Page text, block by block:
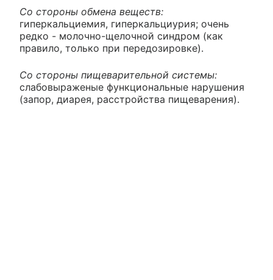
Со стороны обмена веществ:
гиперкальциемия, гиперкальциурия; очень
редко - молочно-щелочной синдром (как
правило, только при передозировке).
Со стороны пищеварительной системы:
слабовыраженые функциональные нарушения
(запор, диарея, расстройства пищеварения).